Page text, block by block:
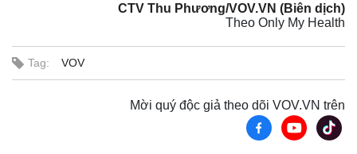
CTV Thu Phương/VOV.VN (Biên dịch)
Theo Only My Health
Tag: VOV
Mời quý độc giả theo dõi VOV.VN trên